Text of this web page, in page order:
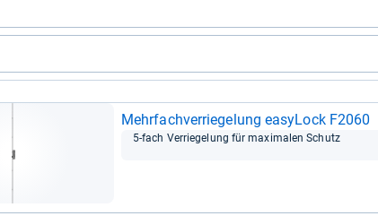
Mehr­fach­ver­rie­ge­lung easy­Lock F2060
5-​fach Ver­rie­ge­lung für maxi­ma­len Schutz